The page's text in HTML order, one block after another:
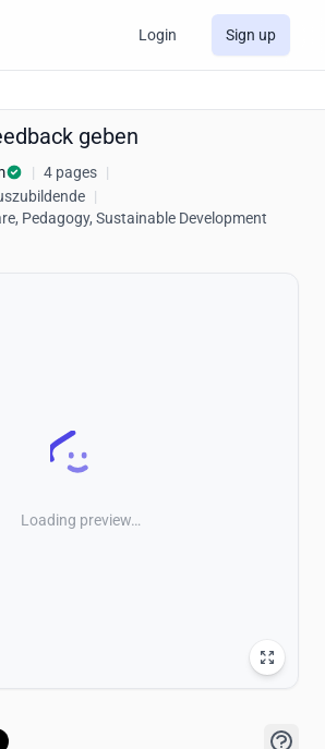
Login Sign up
geben
| 4 pages |
|
Pedagogy, Sustainable Development
Loading preview…